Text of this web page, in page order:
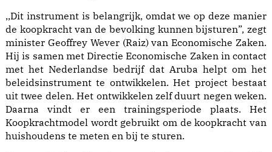
,,Dit instrument is belangrijk, omdat we op deze manier
de koopkracht van de bevolking kunnen bijsturen”, zegt
minister Geoffrey Wever (Raiz) van Economische Zaken.
Hij is samen met Directie Economische Zaken in contact
met het Nederlandse bedrijf dat Aruba helpt om het
beleidsinstrument te ontwikkelen. Het project bestaat
uit twee delen. Het ontwikkelen zelf duurt negen weken.
Daarna vindt er een trainingsperiode plaats. Het
Koopkrachtmodel wordt gebruikt om de koopkracht van
huishoudens te meten en bij te sturen.